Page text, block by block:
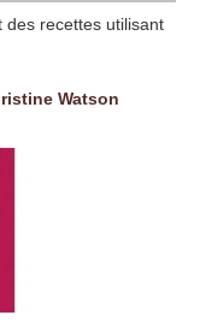
des recettes utilisant
Watson